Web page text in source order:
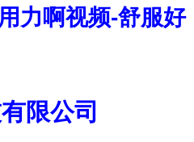
力啊视频-舒服好
限公司